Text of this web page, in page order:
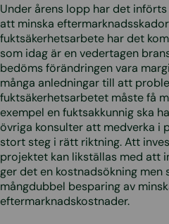
Under årens lopp har det
att minska
fuktsäkerhetsarbete har det
som idag är en vedertagen
bedöms förändringen vara
många anledningar till att
fuktsäkerhetsarbetet måste få
exempel en fuktsakkunnig ska
övriga konsulter att medverka i
stort steg i rätt riktning. Att
projektet kan likställas med att
ger det en kostnadsökning men
mångdubbel besparing av
eftermarknadskostnader.